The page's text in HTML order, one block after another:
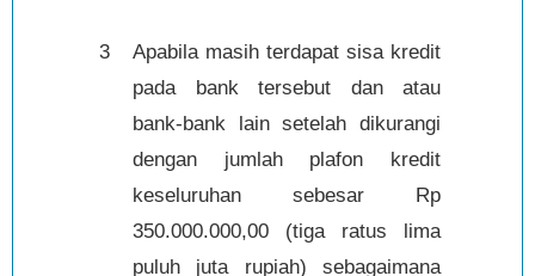
3
Apabila masih terdapat sisa kredit
pada bank tersebut dan atau
bank-bank lain setelah dikurangi
dengan jumlah plafon kredit
keseluruhan sebesar Rp
350.000.000,00 (tiga ratus lima
puluh juta rupiah) sebagaimana